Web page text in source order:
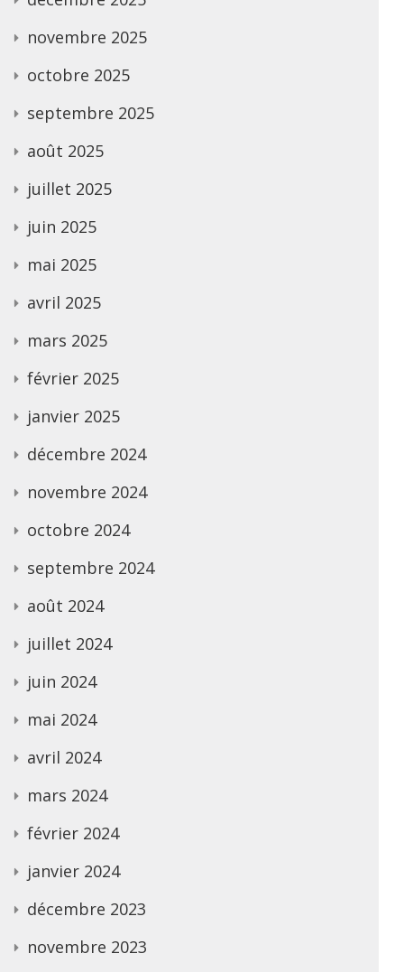
novembre 2025
octobre 2025
septembre 2025
août 2025
juillet 2025
juin 2025
mai 2025
avril 2025
mars 2025
février 2025
janvier 2025
décembre 2024
novembre 2024
octobre 2024
septembre 2024
août 2024
juillet 2024
juin 2024
mai 2024
avril 2024
mars 2024
février 2024
janvier 2024
décembre 2023
novembre 2023